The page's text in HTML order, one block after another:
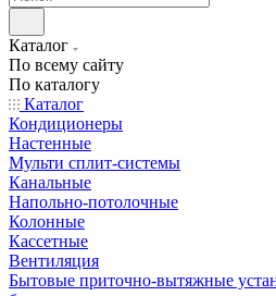
Каталог
По всему сайту
По каталогу
Каталог
Кондиционеры
Настенные
Мульти сплит-системы
Канальные
Напольно-потолочные
Колонные
Кассетные
Вентиляция
Бытовые приточно-вытяжные